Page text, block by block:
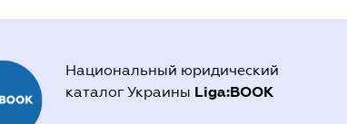
Национальный юридический
каталог Украины Liga:BOOK